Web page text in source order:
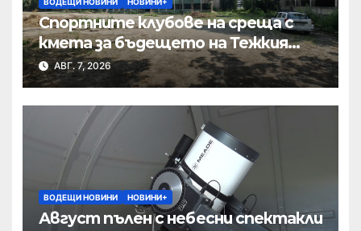
Спортните клубове на среща с
кмета за бъдещето на Тежкия
полк
АВГ. 7, 2026
ВОДЕЩИ НОВИНИ НОВИНИ+
Август пълен с небесни спектакли